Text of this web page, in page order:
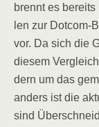
brennt es
len zur Dot­com-
vor. Da sich die
die­sem
dern um das
anders ist die
sind